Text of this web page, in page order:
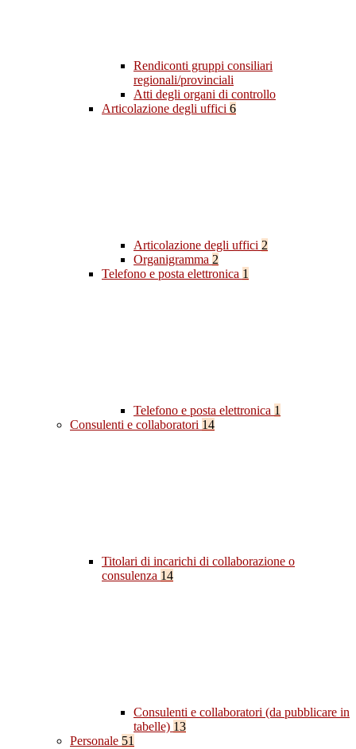
Rendiconti gruppi consiliari
regionali/provinciali
Atti degli organi di controllo
Articolazione degli uffici 6
Articolazione degli uffici 2
Organigramma 2
Telefono e posta elettronica 1
Telefono e posta elettronica 1
Consulenti e collaboratori 14
Titolari di incarichi di collaborazione o
consulenza 14
Consulenti e collaboratori (da pubblicare in
tabelle) 13
Personale 51